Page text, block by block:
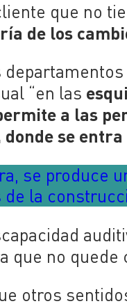
que no
de los
“en las
a las
se
se produce
la
que no
otros